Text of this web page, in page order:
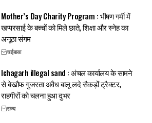
Mother’s Day Charity Program : भीषण गर्मी में
खप्परसाई के बच्चों को मिले छाते, शिक्षा और स्नेह का
अनूठा संगम
चाईबासा
Ichagarh illegal sand : अंचल कार्यालय के सामने
से बेखौफ गुजरता अवैध बालू लदे सैकड़ों ट्रैक्टर,
राहगीरों को चलना हुआ दुभर
राज्य